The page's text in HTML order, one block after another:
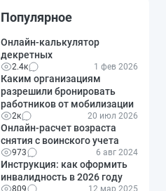
Популярное
Онлайн-калькулятор
декретных
2.4к 1 фев 2026
Каким организациям
разрешили бронировать
работников от мобилизации
2к 20 июл 2026
Онлайн-расчет возраста
снятия с воинского учета
973 6 авг 2024
Инструкция: как оформить
инвалидность в 2026 году
809 12 мар 2025